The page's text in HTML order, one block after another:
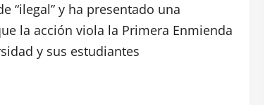
“ilegal” y ha presentado una
la acción viola la Primera Enmienda
y sus estudiantes